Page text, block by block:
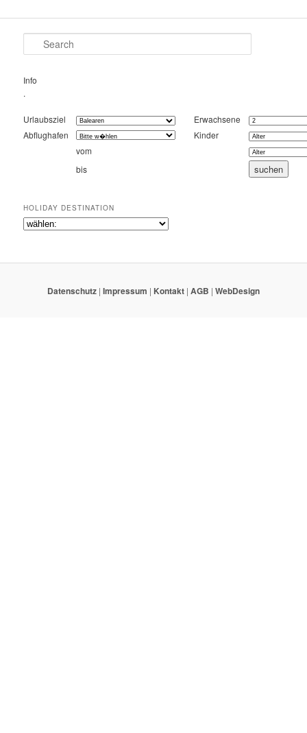
Search
Info
.
Urlaubsziel
Erwachsene
Abflughafen
Kinder
vom
bis
HOLIDAY DESTINATION
Datenschutz | Impressum | Kontakt | AGB | WebDesign